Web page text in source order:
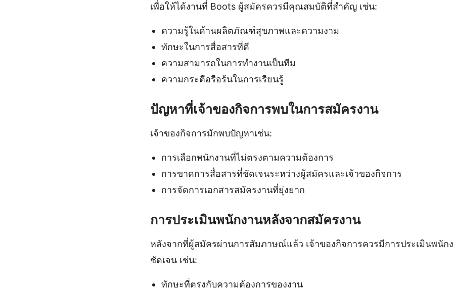
เพื่อให้ได้งานที่ Boots ผู้สมัครควรมีคุณสมบัติที่สำคัญ เช่น:
ความรู้ในด้านผลิตภัณฑ์สุขภาพและความงาม
ทักษะในการสื่อสารที่ดี
ความสามารถในการทำงานเป็นทีม
ความกระตือรือร้นในการเรียนรู้
ปัญหาที่เจ้าของกิจการพบในการสมัครงาน
เจ้าของกิจการมักพบปัญหาเช่น:
การเลือกพนักงานที่ไม่ตรงตามความต้องการ
การขาดการสื่อสารที่ชัดเจนระหว่างผู้สมัครและเจ้าของกิจการ
การจัดการเอกสารสมัครงานที่ยุ่งยาก
การประเมินพนักงานหลังจากสมัครงาน
หลังจากที่ผู้สมัครผ่านการสัมภาษณ์แล้ว เจ้าของกิจการควรมีการประเมินพนั
ชัดเจน เช่น:
ทักษะที่ตรงกับความต้องการของงาน